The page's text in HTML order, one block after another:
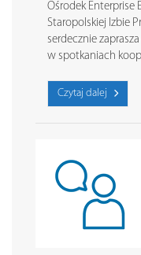
Ośrodek Enterprise
Staropolskiej Izbie
serdecznie
w spotkaniach
Czytaj dalej